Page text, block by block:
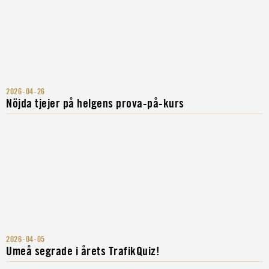
2026-04-26
Nöjda tjejer på helgens prova-på-kurs
2026-04-05
Umeå segrade i årets TrafikQuiz!
Annika tycker det är